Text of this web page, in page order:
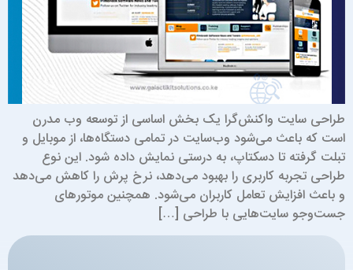
طراحی سایت واکنش‌گرا یک بخش اساسی از توسعه وب مدرن
است که باعث می‌شود وب‌سایت در تمامی دستگاه‌ها، از موبایل و
تبلت گرفته تا دسکتاپ، به درستی نمایش داده شود. این نوع
طراحی تجربه کاربری را بهبود می‌دهد، نرخ پرش را کاهش می‌دهد
و باعث افزایش تعامل کاربران می‌شود. همچنین موتورهای
جست‌وجو سایت‌هایی با طراحی […]